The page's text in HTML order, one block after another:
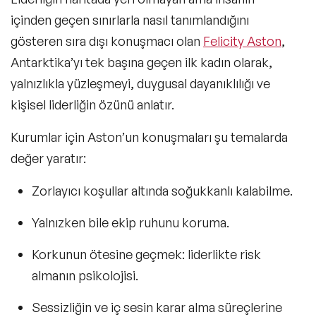
içinden geçen sınırlarla nasıl tanımlandığını
gösteren sıra dışı konuşmacı olan Felicity Aston,
Antarktika’yı tek başına geçen ilk kadın olarak,
yalnızlıkla yüzleşmeyi, duygusal dayanıklılığı ve
kişisel liderliğin özünü anlatır.
Kurumlar için Aston’un konuşmaları şu temalarda
değer yaratır:
Zorlayıcı koşullar altında soğukkanlı kalabilme.
Yalnızken bile ekip ruhunu koruma.
Korkunun ötesine geçmek: liderlikte risk
almanın psikolojisi.
Sessizliğin ve iç sesin karar alma süreçlerine